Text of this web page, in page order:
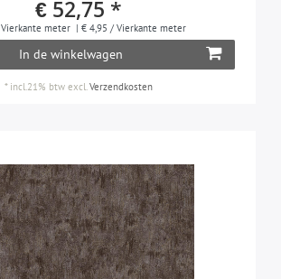
€ 52,75 *
Vierkante meter | € 4,95 / Vierkante meter
In de winkelwagen
* incl.21% btw excl.Verzendkosten